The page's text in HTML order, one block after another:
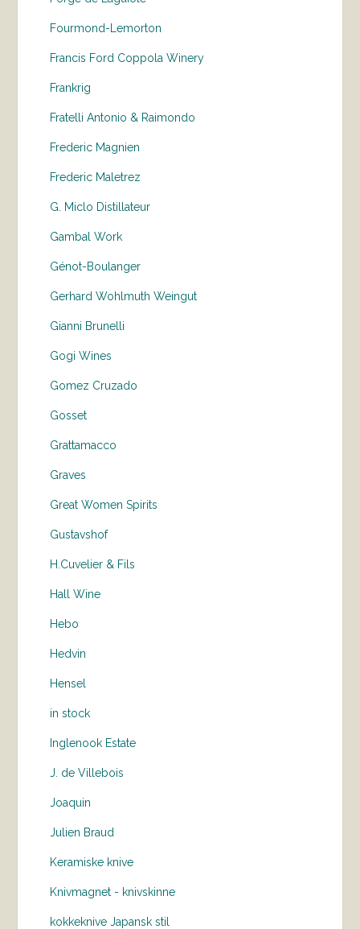
Fourmond-Lemorton
Francis Ford Coppola Winery
Frankrig
Fratelli Antonio & Raimondo
Frederic Magnien
Frederic Maletrez
G. Miclo Distillateur
Gambal Work
Génot-Boulanger
Gerhard Wohlmuth Weingut
Gianni Brunelli
Gogi Wines
Gomez Cruzado
Gosset
Grattamacco
Graves
Great Women Spirits
Gustavshof
H.Cuvelier & Fils
Hall Wine
Hebo
Hedvin
Hensel
in stock
Inglenook Estate
J. de Villebois
Joaquin
Julien Braud
Keramiske knive
Knivmagnet - knivskinne
kokkeknive Japansk stil